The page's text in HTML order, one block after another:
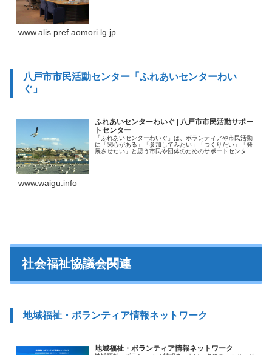
www.alis.pref.aomori.lg.jp
八戸市市民活動センター「ふれあいセンターわい
ぐ」
ふれあいセンターわいぐ | 八戸市市民活動サポー
トセンター
「ふれあいセンターわいぐ」は、ボランティアや市民活動
に「関心がある」「参加してみたい」「つくりたい」「発
展させたい」と思う市民や団体のためのサポートセンター
www.waigu.info
社会福祉協議会関連
地域福祉・ボランティア情報ネットワーク
地域福祉・ボランティア情報ネットワーク